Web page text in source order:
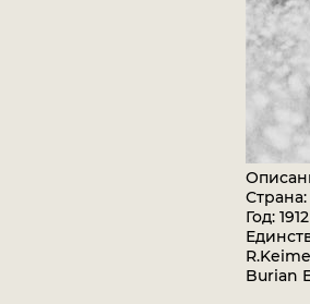
Год: 1912
Burian